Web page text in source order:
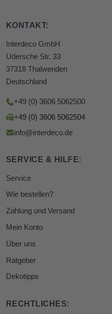
KONTAKT:
Interdeco GmbH
Udersche Str. 33
37318 Thalwenden
Deutschland
+49 (0) 3606 5062500
+49 (0) 3606 5062504
info@interdeco.de
SERVICE & HILFE:
Service
Wie bestellen?
Zahlung und Versand
Mein Konto
Über uns
Ratgeber
Dekotipps
RECHTLICHES: